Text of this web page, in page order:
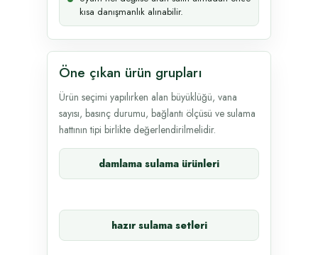
kısa danışmanlık alınabilir.
Öne çıkan ürün grupları
Ürün seçimi yapılırken alan büyüklüğü, vana
sayısı, basınç durumu, bağlantı ölçüsü ve sulama
hattının tipi birlikte değerlendirilmelidir.
damlama sulama ürünleri
hazır sulama setleri